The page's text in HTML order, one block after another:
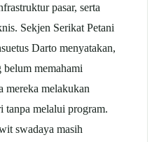
pasar, serta
Sekjen Serikat Petani
Darto menyatakan,
belum memahami
mereka melakukan
tanpa melalui program.
swadaya masih